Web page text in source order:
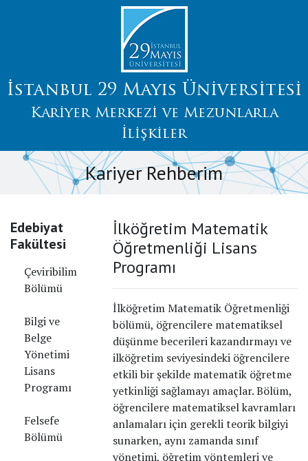
İstanbul 29 Mayıs Üniversitesi
Kariyer Merkezi ve Mezunlarla
İlişkiler
Kariyer Rehberim
Edebiyat
Fakültesi
Çeviribilim
Bölümü
Bilgi ve
Belge
Yönetimi
Lisans
Programı
Felsefe
Bölümü
İlköğretim Matematik
Öğretmenliği Lisans
Programı
İlköğretim Matematik Öğretmenliği
bölümü, öğrencilere matematiksel
düşünme becerileri kazandırmayı ve
ilköğretim seviyesindeki öğrencilere
etkili bir şekilde matematik öğretme
yetkinliği sağlamayı amaçlar. Bölüm,
öğrencilere matematiksel kavramları
anlamaları için gerekli teorik bilgiyi
sunarken, aynı zamanda sınıf
yönetimi, öğretim yöntemleri ve